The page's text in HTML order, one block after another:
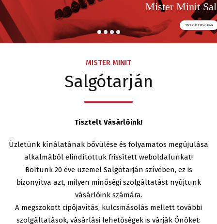
SZOLGÁLTATÁSAINK
Mister Minit
MISTER MINIT
Salgótarján
Tisztelt Vásárlóink!
Üzletünk kínálatának bővülése és folyamatos megújulása
alkalmából elindítottuk frissített weboldalunkat!
Boltunk 20 éve üzemel Salgótarján szívében, ez is
bizonyítva azt, milyen minőségi szolgáltatást nyújtunk
vásárlóink számára.
A megszokott cipőjavítás, kulcsmásolás mellett további
szolgáltatások, vásárlási lehetőségek is várják Önöket: